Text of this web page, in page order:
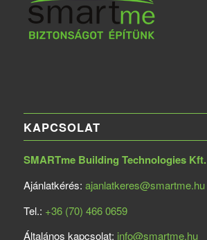
KAPCSOLAT
SMARTme Building Technologies Kft.
Ajánlatkérés: ajanlatkeres@smartme.hu
Tel.: +36 (70) 466 0659
Általános kapcsolat: info@smartme.hu